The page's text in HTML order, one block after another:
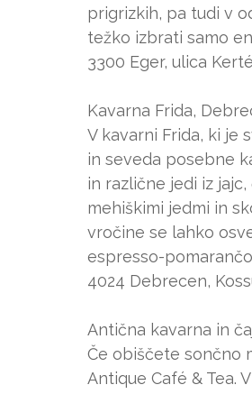
prigrizkih, pa tudi v
težko izbrati samo
3300 Eger, ulica
Kavarna Frida,
V kavarni Frida, ki je
in seveda posebne
in različne jedi iz
mehiškimi jedmi in
vročine se lahko
espresso-
4024 Debrecen,
Antična kavarna in
Če obiščete sončno
Antique Café & Tea.